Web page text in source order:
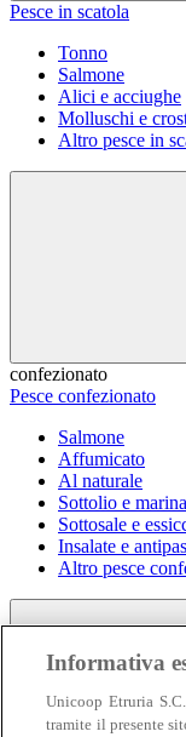
Pesce in scatola
Tonno
Salmone
Alici e acciughe
Molluschi e
Altro pesce in
confezionato
Pesce confezionato
Salmone
Affumicato
Al naturale
Sottolio e
Sottosale e
Insalate e
Altro pesce
Informativa
Unicoop Etruria
tramite il presente